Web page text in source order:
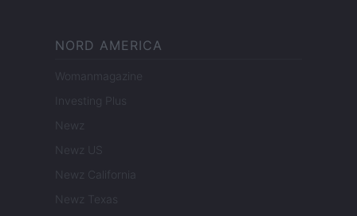
NORD AMERICA
Womanmagazine
Investing Plus
Newz
Newz US
Newz California
Newz Texas